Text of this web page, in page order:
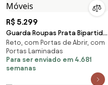
R$ 5.299
Guarda Roupas Prata Bipartido
5 Portas Finestra Móveis
Reto, com Portas de Abrir, com
Portas Laminadas
Para ser enviado em 4.681
semanas